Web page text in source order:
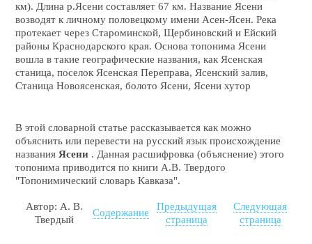
км). Длина р.Ясени составляет 67 км. Название Ясени
возводят к личному половецкому имени Асен-Ясен. Река
протекает через Староминской, Щербиновский и Ейский
районы Краснодарского края. Основа топонима Ясени
вошла в такие географические названия, как Ясенская
станица, поселок Ясенская Переправа, Ясенский залив,
Станица Новоясенская, болото Ясени, Ясени хутор
В этой словарной статье рассказывается как можно
объяснить или перевести на русский язык происхождение
названия Ясени . Данная расшифровка (объяснение) этого
топонима приводится по книги А.В. Твердого
"Топонимический словарь Кавказа".
Автор: А. В.
Твердый
Содержание
Предыдущая
страница
Следующая
страница